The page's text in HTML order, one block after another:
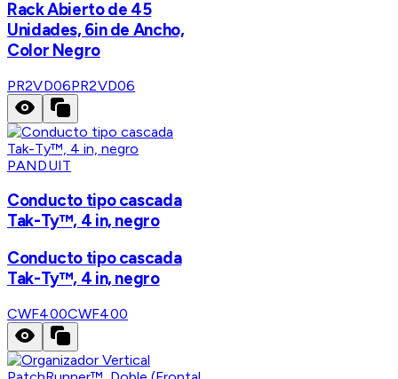
Rack Abierto de 45
Unidades, 6in de Ancho,
Color Negro
PR2VD06PR2VD06
PANDUIT
Conducto tipo cascada
Tak-Ty™, 4 in, negro
Conducto tipo cascada
Tak-Ty™, 4 in, negro
CWF400CWF400